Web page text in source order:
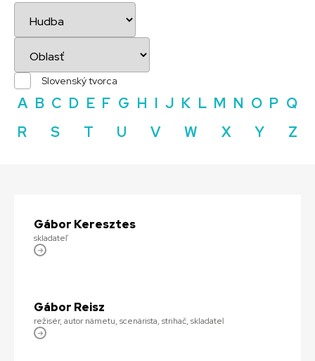
Slovenský tvorca
A B C D E F G H I J K L M N O P Q
R
S T U V W X Y Z
Gábor Keresztes
skladateľ
Gábor Reisz
režisér, autor námetu, scenárista, strihač, skladateľ